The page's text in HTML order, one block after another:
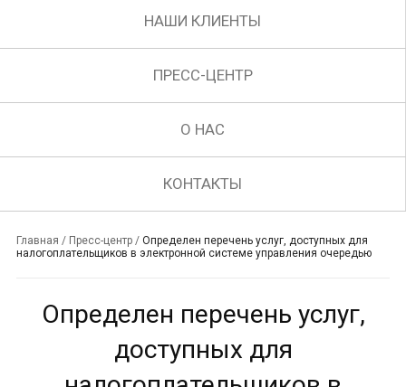
НАШИ КЛИЕНТЫ
ПРЕСС-ЦЕНТР
О НАС
КОНТАКТЫ
Главная / Пресс-центр/ Определен перечень услуг, доступных для
налогоплательщиков в электронной системе управления очередью
Определен перечень услуг,
доступных для